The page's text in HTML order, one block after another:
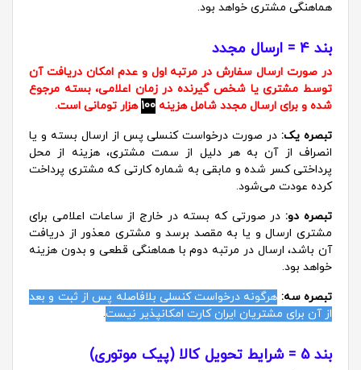
هماهنگی مشتری خواهد بود.
بند 4 = ارسال مجدد
در صورت ارسال سفارش در مرتبه اول و عدم امکان دریافت آن
توسط مشتری یا شخص گیرنده در زمان اعلامی، بسته مرجوع
شده و برای ارسال مجدد شامل هزینه 100 هزار تومانی است.
تبصره یک:در صورت درخواست کنسلی پس از ارسال بسته و یا
انصراف از آن به هر دلیل از سمت مشتری، هزینه از محل
پرداختی کسر شده و مابقی به شماره کارتی که مشتری پرداخت
کرده عودت می‌شود.
تبصره دو:در صورتی که بسته در خارج از ساعات اعلامی برای
مشتری ارسال و یا به مقصد برسد و مشتری معذور از دریافت
آن باشد، ارسال در مرتبه دوم با هماهنگی قطعی و بدون هزینه
خواهد بود.
تبصره سه: هرگونه درخواست کنسلی بلافاصله پس از ثبت و بعد
از آن برای مشتریان ایران کارت امکانپذیر نیست.
بند 5 = شرایط تحویل کالا (پیک موتوری)